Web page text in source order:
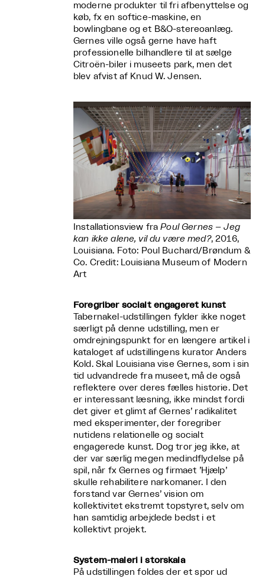
moderne produkter til fri afbenyttelse og
køb, fx en softice-maskine, en
bowlingbane og et B&O-stereoanlæg.
Gernes ville også gerne have haft
professionelle bilhandlere til at sælge
Citroën-biler i museets park, men det
blev afvist af Knud W. Jensen.
Installationsview fraPoul Gernes – Jeg
kan ikke alene, vil du være med?, 2016,
Louisiana. Foto: Poul Buchard/Brøndum &
Co. Credit: Louisiana Museum of Modern
Art
Foregriber socialt engageret kunst
Tabernakel-udstillingen fylder ikke noget
særligt på denne udstilling, men er
omdrejningspunkt for en længere artikel i
kataloget af udstillingens kurator Anders
Kold. Skal Louisiana vise Gernes, som i sin
tid udvandrede fra museet, må de også
reflektere over deres fælles historie. Det
er interessant læsning, ikke mindst fordi
det giver et glimt af Gernes’ radikalitet
med eksperimenter, der foregriber
nutidens relationelle og socialt
engagerede kunst. Dog tror jeg ikke, at
der var særlig megen medindflydelse på
spil, når fx Gernes og firmaet ’Hjælp’
skulle rehabilitere narkomaner. I den
forstand var Gernes’ vision om
kollektivitet ekstremt topstyret, selv om
han samtidig arbejdede bedst i et
kollektivt projekt.
System-maleri i storskala
På udstillingen foldes der et spor ud